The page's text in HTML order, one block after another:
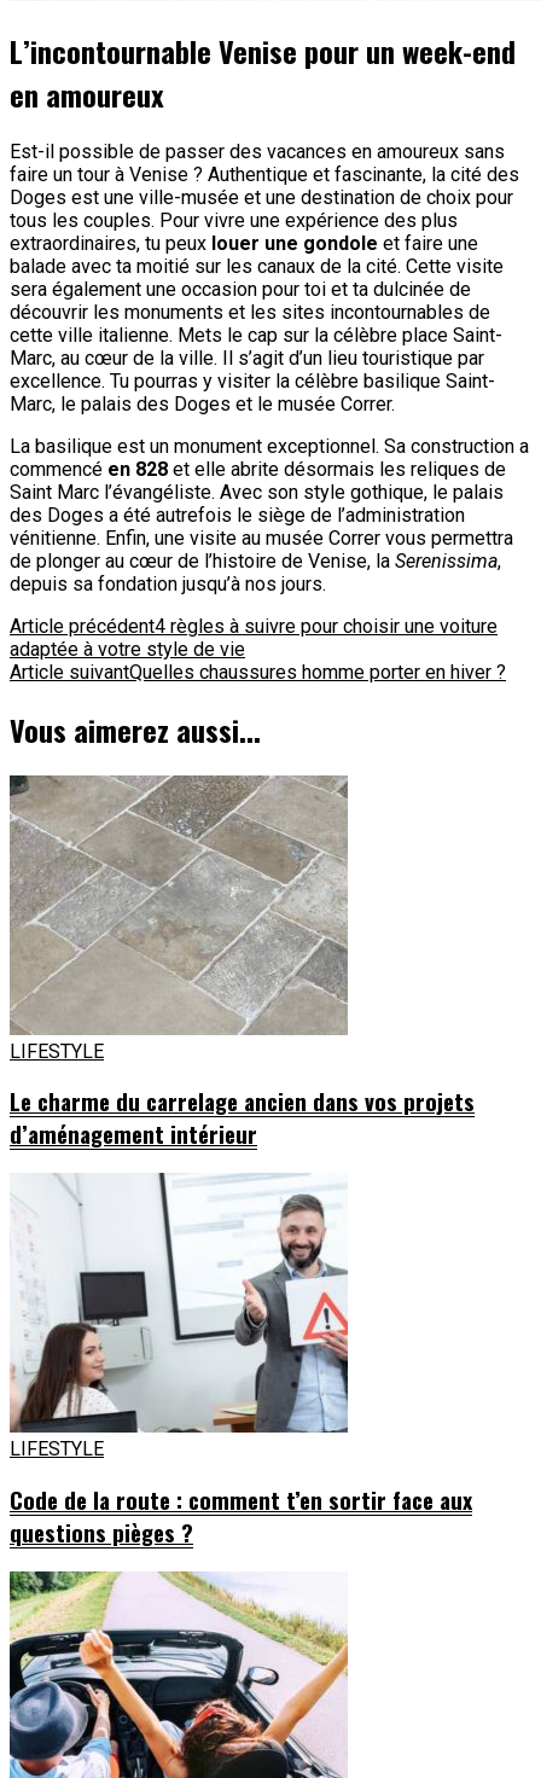
L’incontournable Venise pour un week-end
en amoureux
Est-il possible de passer des vacances en amoureux sans
faire un tour à Venise ? Authentique et fascinante, la cité des
Doges est une ville-musée et une destination de choix pour
tous les couples. Pour vivre une expérience des plus
extraordinaires, tu peux louer une gondole et faire une
balade avec ta moitié sur les canaux de la cité. Cette visite
sera également une occasion pour toi et ta dulcinée de
découvrir les monuments et les sites incontournables de
cette ville italienne. Mets le cap sur la célèbre place Saint-
Marc, au cœur de la ville. Il s’agit d’un lieu touristique par
excellence. Tu pourras y visiter la célèbre basilique Saint-
Marc, le palais des Doges et le musée Correr.
La basilique est un monument exceptionnel. Sa construction a
commencé en 828 et elle abrite désormais les reliques de
Saint Marc l’évangéliste. Avec son style gothique, le palais
des Doges a été autrefois le siège de l’administration
vénitienne. Enfin, une visite au musée Correr vous permettra
de plonger au cœur de l’histoire de Venise, la Serenissima,
depuis sa fondation jusqu’à nos jours.
Navigation
d'article
Article précédent4 règles à suivre pour choisir une voiture
adaptée à votre style de vie
Article suivantQuelles chaussures homme porter en hiver ?
Vous aimerez aussi...
LIFESTYLE
Le charme du carrelage ancien dans vos projets
d’aménagement intérieur
LIFESTYLE
Code de la route : comment t’en sortir face aux
questions pièges ?